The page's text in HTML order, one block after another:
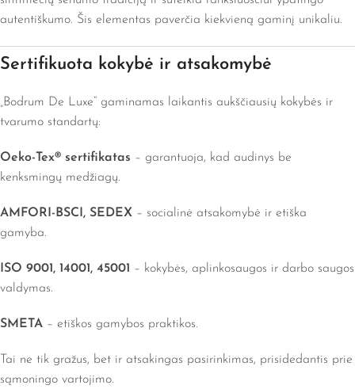
autentiškumo. Šis elementas paverčia kiekvieną gaminį unikaliu.
Sertifikuota kokybė ir atsakomybė
„Bodrum De Luxe“ gaminamas laikantis aukščiausių kokybės ir
tvarumo standartų:
Oeko-Tex® sertifikatas – garantuoja, kad audinys be
kenksmingų medžiagų.
AMFORI-BSCI, SEDEX – socialinė atsakomybė ir etiška
gamyba.
ISO 9001, 14001, 45001 – kokybės, aplinkosaugos ir darbo saugos
valdymas.
SMETA – etiškos gamybos praktikos.
Tai ne tik gražus, bet ir atsakingas pasirinkimas, prisidedantis prie
sąmoningo vartojimo.